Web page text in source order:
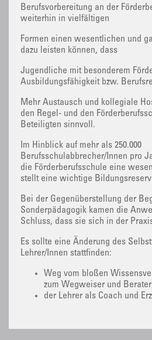
Berufsvorbereitung an der
weiterhin in vielfältigen
Formen einen wesentlichen und
dazu leisten können, dass
Jugendliche mit besonderem
Ausbildungsfähigkeit bzw.
Mehr Austausch und kollegiale
den Regel- und den
Beteiligten sinnvoll.
Im Hinblick auf mehr als 250.000
Berufsschulabbrecher/Innen pro
die Förderberufsschule eine
stellt eine wichtige
Bei der Gegenüberstellung der
Sonderpädagogik kamen die
Schluss, dass sie sich in der
Es sollte eine Änderung des
Lehrer/Innen stattfinden:
Weg vom bloßen
zum Wegweiser und
der Lehrer als Coach und